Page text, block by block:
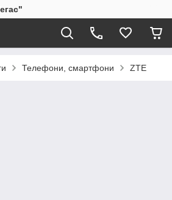
Телефони, смартфони ZTE